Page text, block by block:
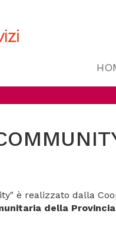
è realizzato dalla
della